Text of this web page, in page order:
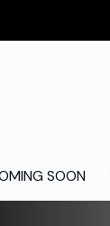
SOON